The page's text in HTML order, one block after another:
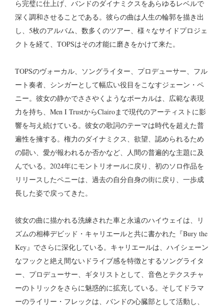
ら完璧に仕上げ、バンドのダイナミクスをあらゆるレベルで
深く調和させることである。彼らの曲は人生の輪郭を描き出
し、5枚のアルバム、数多くのツアー、様々なサイドプロジェ
クトを経て、TOPSはその才能に磨きをかけて来た。
TOPSのヴォーカル、ソングライター、プロデューサー、フル
ート奏者、シンガーとして幅広い役目をこなすジェーン・ペ
ニー。彼女の静かでささやくようなボーカルは、広範な表現
力を持ち、Men I TrustからClairoまで現代のアーティストに影
響を与え続けている。彼女の歌詞のテーマは時代を超えた普
遍性を擁する。権力のダイナミクス、欲望、認められるため
の闘い、愛が報われるか否かなど、人間の普遍的な主題に及
んでいる。2024年にモントリオールに戻り、初のソロ作品を
リリースしたペニーは、過去の自分自身の街に戻り、一歩成
長した姿で戻ってきた。
彼女の曲に描かれる洗練された車と永遠のハイウェイは、リ
ズムの相棒デビッド・キャリエールと共に書かれた『Bury the
Key』でさらに深化している。キャリエールは、ハイシェーン
なフックと絶え間ないドライブ感を特徴とするソングライタ
ー、プロデューサー、ギタリストとして、音色とテクスチャ
ーのトリックをさらに魅惑的に拡充している。そしてドラマ
ーのライリー・フレックは、バンドの心臓部として活動し、